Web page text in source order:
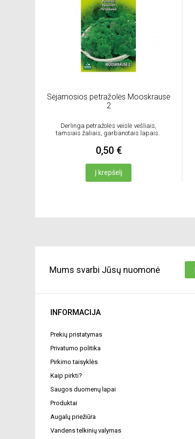
Sėjamosios petražolės Mooskrause
2
Derlinga petražolės veislė vešliais,
tamsiais žaliais, garbanotais lapais.
0,50 €
Į krepšelį
Mums svarbi Jūsų nuomonė
INFORMACIJA
Prekių pristatymas
Privatumo politika
Pirkimo taisyklės
Kaip pirkti?
Saugos duomenų lapai
Produktai
Augalų priežiūra
Vandens telkinių valymas